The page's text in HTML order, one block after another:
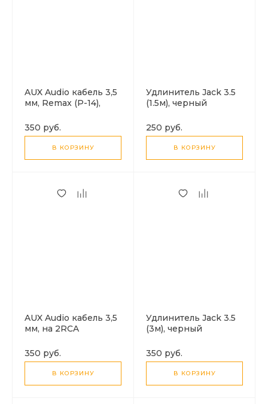
AUX Audio кабель 3,5
мм, Remax (P-14),
350 руб.
В КОРЗИНУ
Удлинитель Jack 3.5
(1.5м), черный
250 руб.
В КОРЗИНУ
AUX Audio кабель 3,5
мм, на 2RCA
350 руб.
В КОРЗИНУ
Удлинитель Jack 3.5
(3м), черный
350 руб.
В КОРЗИНУ